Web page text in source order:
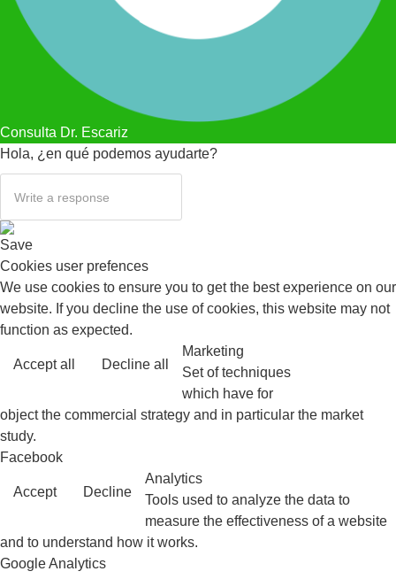
Consulta Dr. Escariz
Hola, ¿en qué podemos ayudarte?
Save
Cookies user prefences
We use cookies to ensure you to get the best experience on our
website. If you decline the use of cookies, this website may not
function as expected.
Accept all Decline all
Marketing
Set of techniques
which have for
object the commercial strategy and in particular the market
study.
Facebook
Accept Decline
Analytics
Tools used to analyze the data to
measure the effectiveness of a website
and to understand how it works.
Google Analytics